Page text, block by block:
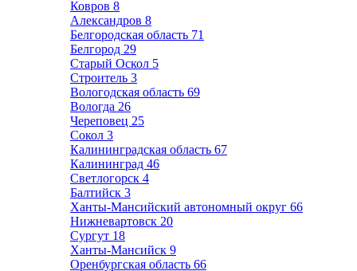
Ковров 8
Александров 8
Белгородская область 71
Белгород 29
Старый Оскол 5
Строитель 3
Вологодская область 69
Вологда 26
Череповец 25
Сокол 3
Калининградская область 67
Калининград 46
Светлогорск 4
Балтийск 3
Ханты-Мансийский автономный округ 66
Нижневартовск 20
Сургут 18
Ханты-Мансийск 9
Оренбургская область 66